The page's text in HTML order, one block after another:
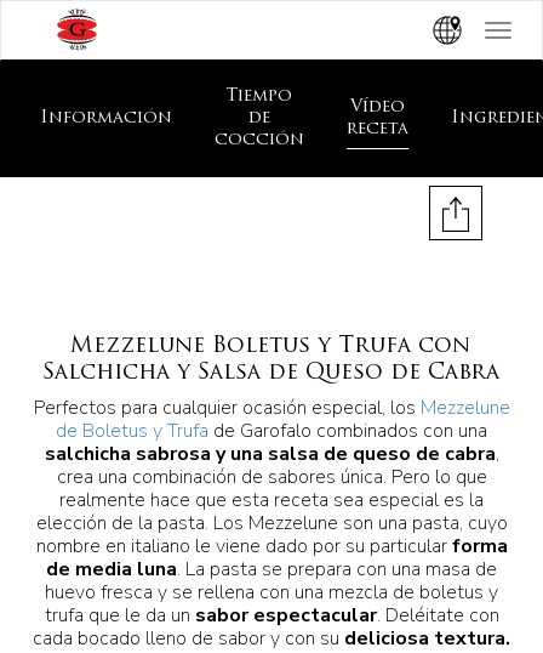
Toggle
Mezzelune Boletus y Trufa con
Salchicha y Salsa de Queso de Cabra
Perfectos para cualquier ocasión especial, los Mezzelune
de Boletus y Trufa de Garofalo combinados con una
salchicha sabrosa y una salsa de queso de cabra,
crea una combinación de sabores única. Pero lo que
realmente hace que esta receta sea especial es la
elección de la pasta. Los Mezzelune son una pasta, cuyo
nombre en italiano le viene dado por su particularforma
de media luna. La pasta se prepara con una masa de
huevo fresca y se rellena con una mezcla de boletus y
trufa que le da un sabor espectacular. Deléitate con
cada bocado lleno de sabor y con su deliciosa textura.
Información
Tiempo
de
cocción
Vídeo
receta